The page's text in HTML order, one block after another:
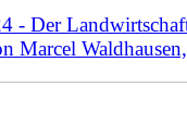
- Der
Marcel